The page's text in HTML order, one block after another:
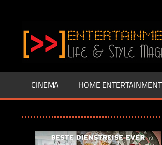
springenBase.de
CINEMA HOME ENTERTAINMENT